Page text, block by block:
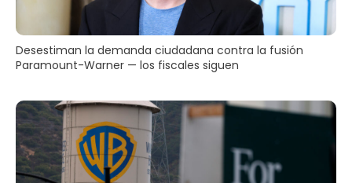
Desestiman la demanda ciudadana contra la fusión
Paramount-Warner — los fiscales siguen